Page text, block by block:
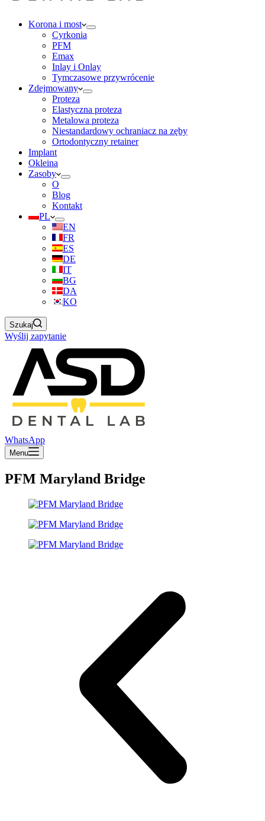
Korona i most
Cyrkonia
PFM
Emax
Inlay i Onlay
Tymczasowe przywrócenie
Zdejmowany
Proteza
Elastyczna proteza
Metalowa proteza
Niestandardowy ochraniacz na zęby
Ortodontyczny retainer
Implant
Okleina
Zasoby
O
Blog
Kontakt
PL
EN
FR
ES
DE
IT
BG
DA
KO
Szukaj
Wyślij zapytanie
WhatsApp
Menu
PFM Maryland Bridge